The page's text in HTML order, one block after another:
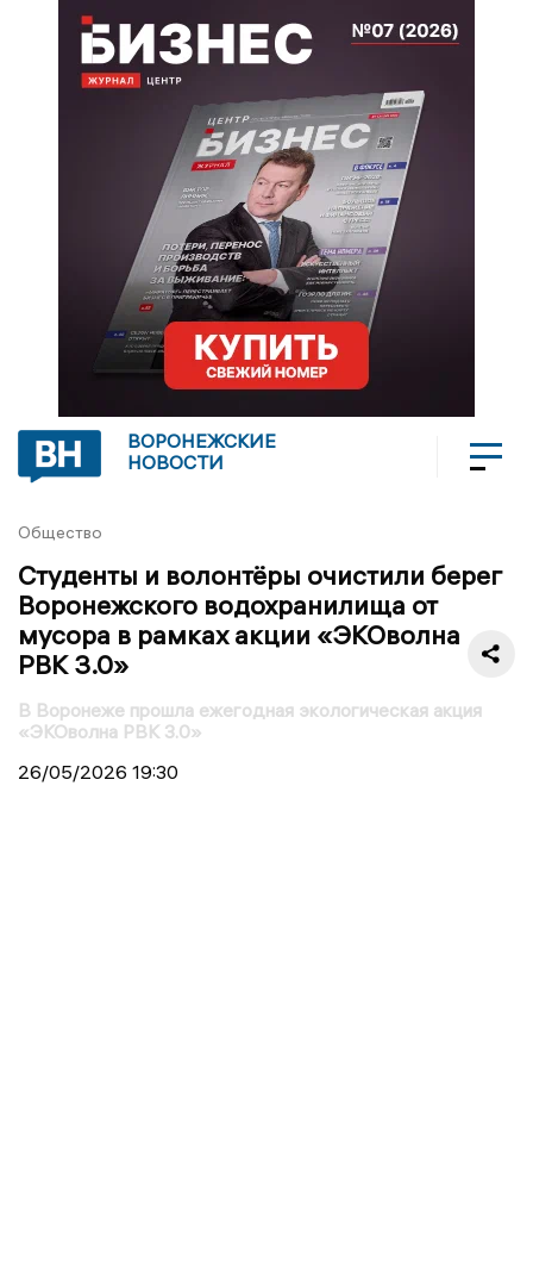
ВОРОНЕЖСКИЕ
НОВОСТИ
Общество
Студенты и волонтёры очистили берег
Воронежского водохранилища от
мусора в рамках акции «ЭКОволна
РВК 3.0»
В Воронеже прошла ежегодная экологическая акция
«ЭКОволна РВК 3.0»
26/05/2026 19:30